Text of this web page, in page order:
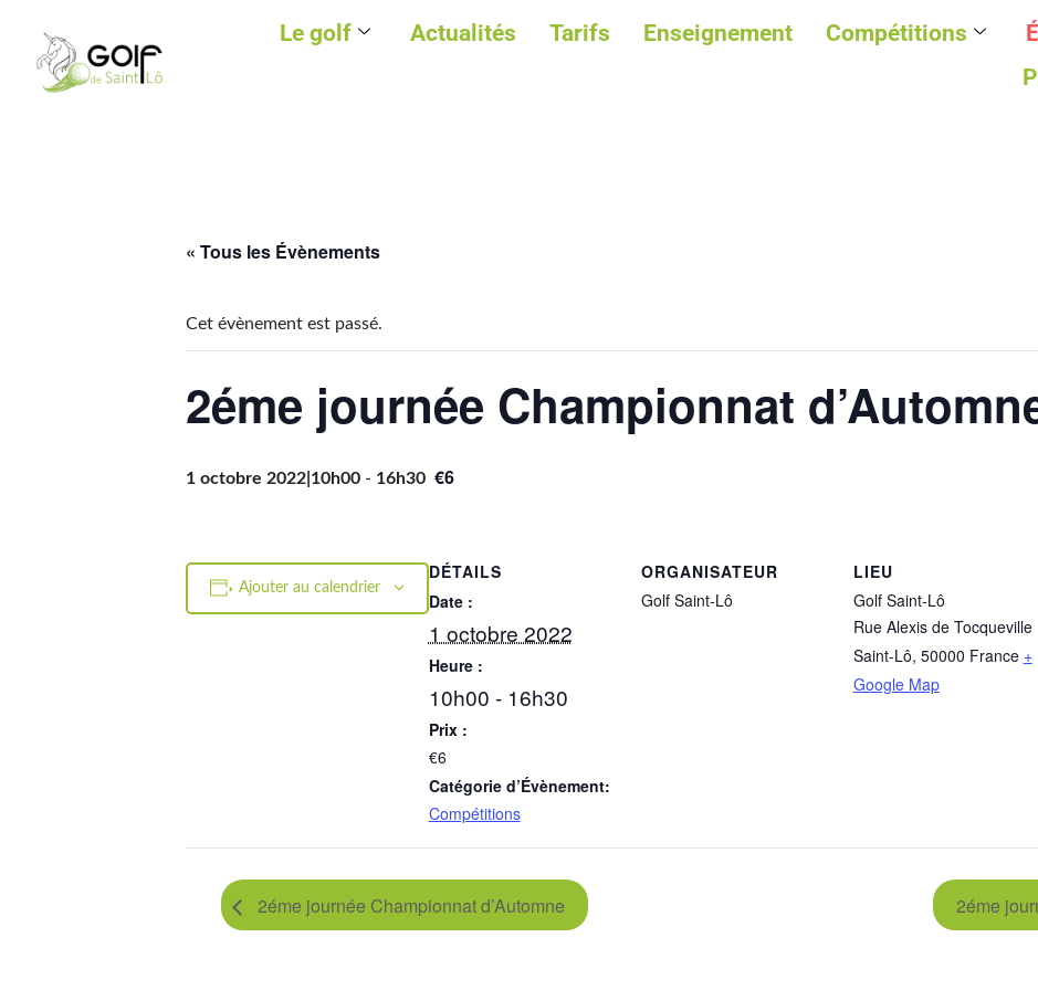
Le golf Actualités Tarifs Enseignement Compétitions
« Tous les Évènements
Cet évènement est passé.
2éme journée Championnat
1 octobre 2022|10h00 - 16h30 €6
Ajouter au calendrier
DÉTAILS
Date :
1 octobre 2022
Heure :
10h00 - 16h30
Prix :
€6
Catégorie d’Évènement:
Compétitions
ORGANISATEUR
Golf Saint-Lô
LIEU
Golf Saint-Lô
Rue Alexis de Tocqueville
Saint-Lô, 50000 France +
Google Map
2éme journée Championnat d’Automne 2éme